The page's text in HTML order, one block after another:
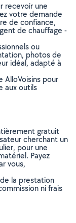
recevoir une
votre demande
de confiance,
de chauffage -
ou
photos de
idéal, adapté à
AlloVoisins pour
aux outils
gratuit
cherchant un
pour une
Payez
vous,
la prestation
ni frais